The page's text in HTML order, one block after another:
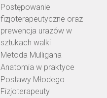
Postępowanie
fizjoterapeutyczne oraz
prewencja urazów w
sztukach walki
Metoda Mulligana
Anatomia w praktyce
Postawy Młodego
Fizjoterapeuty